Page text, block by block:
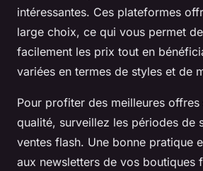
intéressantes. Ces plateformes
large choix, ce qui vous permet
facilement les prix tout en
variées en termes de styles et de
Pour profiter des meilleures offres
qualité, surveillez les périodes de
ventes flash. Une bonne pratique
aux newsletters de vos boutiques